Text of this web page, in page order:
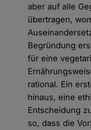
aber auf alle
übertragen,
Begründung
für eine
rational. Ein
hinaus, eine
Entscheidung
so, dass die